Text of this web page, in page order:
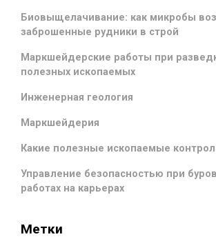
Биовыщелачивание: как микробы
заброшенные рудники в строй
Маркшейдерские работы при
полезных ископаемых
Инженерная геология
Маркшейдерия
Какие полезные ископаемые
Управление безопасностью при
работах на карьерах
Метки